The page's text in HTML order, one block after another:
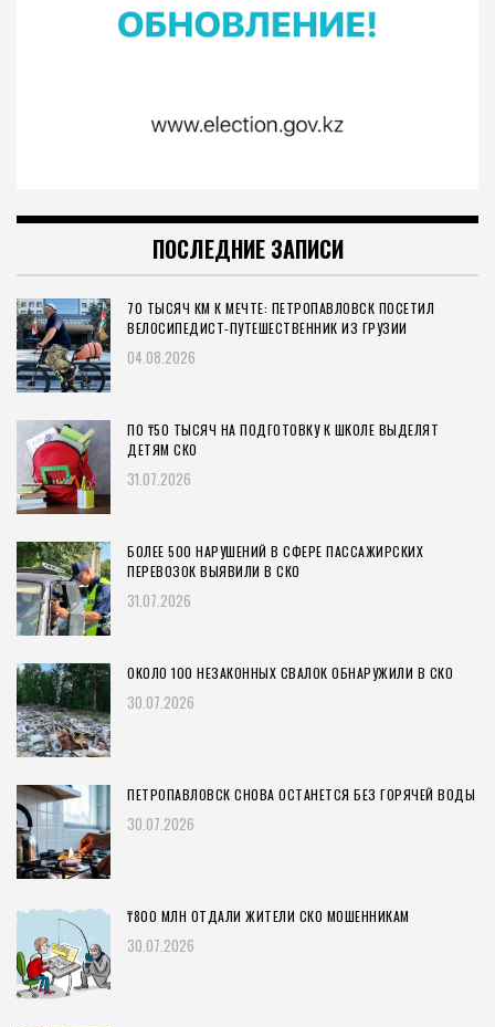
ПОСЛЕДНИЕ ЗАПИСИ
70 ТЫСЯЧ КМ К МЕЧТЕ: ПЕТРОПАВЛОВСК ПОСЕТИЛ
ВЕЛОСИПЕДИСТ-ПУТЕШЕСТВЕННИК ИЗ ГРУЗИИ
04.08.2026
ПО ₸50 ТЫСЯЧ НА ПОДГОТОВКУ К ШКОЛЕ ВЫДЕЛЯТ
ДЕТЯМ СКО
31.07.2026
БОЛЕЕ 500 НАРУШЕНИЙ В СФЕРЕ ПАССАЖИРСКИХ
ПЕРЕВОЗОК ВЫЯВИЛИ В СКО
31.07.2026
ОКОЛО 100 НЕЗАКОННЫХ СВАЛОК ОБНАРУЖИЛИ В СКО
30.07.2026
ПЕТРОПАВЛОВСК СНОВА ОСТАНЕТСЯ БЕЗ ГОРЯЧЕЙ ВОДЫ
30.07.2026
₸800 МЛН ОТДАЛИ ЖИТЕЛИ СКО МОШЕННИКАМ
30.07.2026